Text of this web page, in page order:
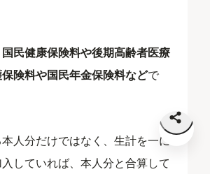
国民健康保険料や後期高齢者医療
険料や国民年金保険料などで
人分だけではなく、生計を一に
していれば、本人分と合算して